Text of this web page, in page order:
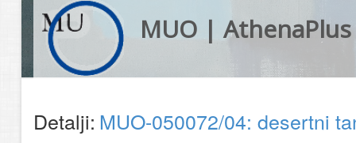
MUO | AthenaPlus
Detalji: MUO-050072/04: desertni